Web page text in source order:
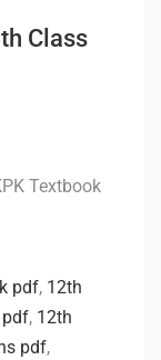
Class
Textbook
pdf, 12th
pdf, 12th
pdf,